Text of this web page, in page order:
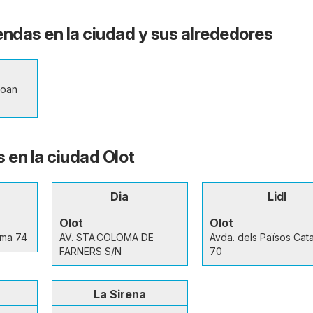
en la ciudad y sus alrededores
en la ciudad Olot
74
Dia
Olot
AV. STA.COLOMA DE
FARNERS S/N
Lidl
Olot
Avda. dels Països
70
La Sirena